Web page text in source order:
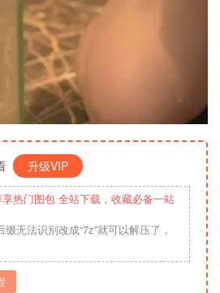
升级VIP
热门图包 全站下载，收藏必备一站
无法识别改成“7z”就可以解压了，